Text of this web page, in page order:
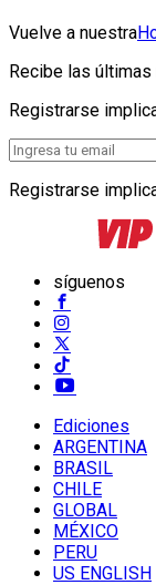
Vuelve a nuestra
Recibe las
Registrarse
Registrarse
síguenos
Ediciones
ARGENTINA
BRASIL
CHILE
GLOBAL
MÉXICO
PERU
US ENGLISH